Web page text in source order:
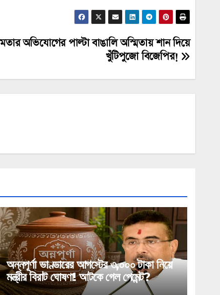
অভিযোগের পাল্টা বাঙালি অস্মিতায় শান দিয়ে
খুঁটিপুজো বিজেপির!
অন্নপূর্ণা ভাণ্ডারের আগস্টের ৩,০০০ টাকা নিয়ে
মন্ত্রীর বিরাট ঘোষণা! আটকে গেল পেমেন্ট?